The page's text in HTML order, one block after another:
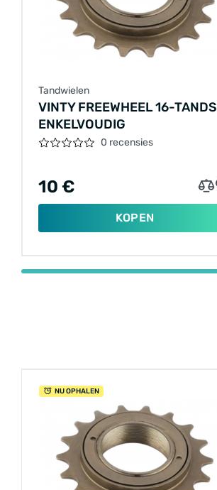
Tandwielen
VINTY FREEWHEEL 16-TANDS
ENKELVOUDIG
0 recensies
10 €
KOPEN
NU OPHALEN